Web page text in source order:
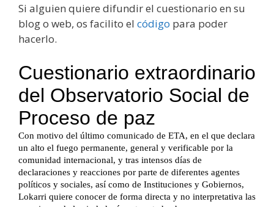
Si alguien quiere difundir el cuestionario en su
blog o web, os facilito el código para poder
hacerlo.